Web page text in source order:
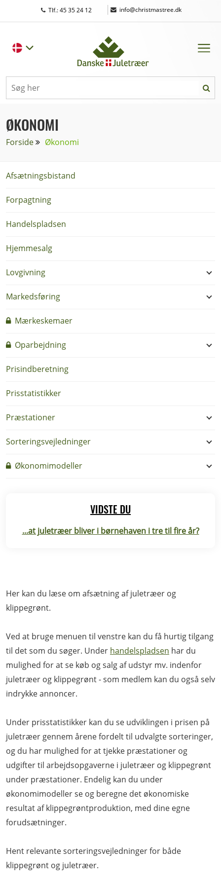
Tlf.: 45 35 24 12 | info@christmastree.dk
ØKONOMI
Forside Økonomi
Afsætningsbistand
Forpagtning
Handelspladsen
Hjemmesalg
Lovgivning
Markedsføring
Mærkeskemaer
Oparbejdning
Prisindberetning
Prisstatistikker
Præstationer
Sorteringsvejledninger
Økonomimodeller
VIDSTE DU
...at juletræer bliver i børnehaven i tre til fire år?
Her kan du læse om afsætning af juletræer og
klippegrønt.
Ved at bruge menuen til venstre kan du få hurtig tilgang
til det som du søger. Under handelspladsen har du
mulighed for at se køb og salg af udstyr mv. indenfor
juletræer og klippegrønt - som medlem kan du også selv
indrykke annoncer.
Under prisstatistikker kan du se udviklingen i prisen på
juletræer gennem årene fordelt til udvalgte sorteringer,
og du har mulighed for at tjekke præstationer og
udgifter til arbejdsopgaverne i juletræer og klippegrønt
under præstationer. Endelig kan du under
økonomimodeller se og beregne det økonomiske
resultat af klippegrøntproduktion, med dine egne
forudsætninger.
Hent relevante sorteringsvejledninger for både
klippegrønt og juletræer.